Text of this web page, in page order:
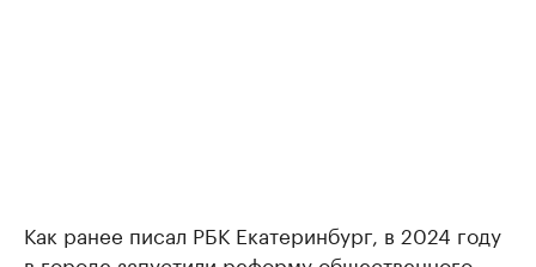
Как ранее писал РБК Екатеринбург, в 2024 году